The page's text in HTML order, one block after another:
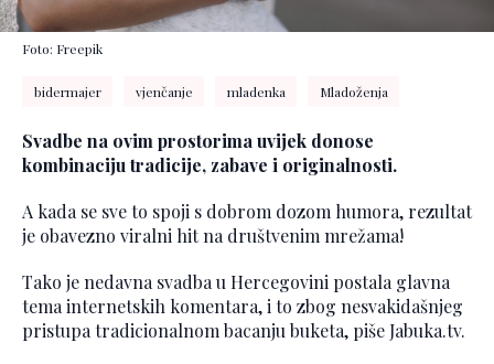
Foto: Freepik
bidermajer vjenčanje mladenka Mladoženja
Svadbe na ovim prostorima uvijek donose
kombinaciju tradicije, zabave i originalnosti.
A kada se sve to spoji s dobrom dozom humora, rezultat
je obavezno viralni hit na društvenim mrežama!
Tako je nedavna svadba u Hercegovini postala glavna
tema internetskih komentara, i to zbog nesvakidašnjeg
pristupa tradicionalnom bacanju buketa, piše Jabuka.tv.